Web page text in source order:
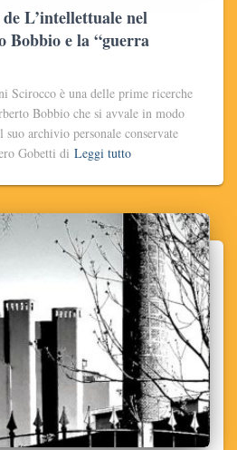
L’intellettuale nel
e la “guerra
Scirocco è una delle prime ricerche
Bobbio che si avvale in modo
suo archivio personale conservate
Gobetti di Leggi tutto